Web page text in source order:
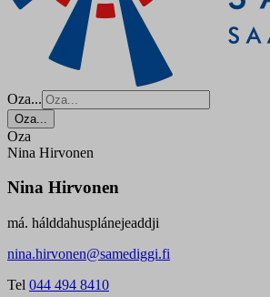
Oza...
Oza...
Oza
Nina Hirvonen
Nina Hirvonen
má. hálddahusplánejeaddji
nina.hirvonen@samediggi.fi
Tel 044 494 8410